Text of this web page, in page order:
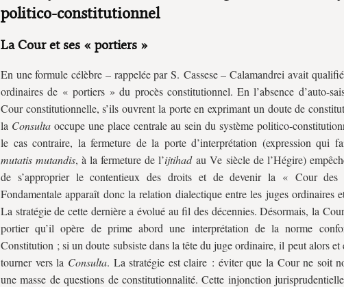
politico-constitutionnel
La Cour et ses « portiers »
En une formule célèbre – rappelée par S. Cassese – Calamandrei avait
ordinaires de « portiers » du procès constitutionnel. En l’absence d’auto-
Cour constitutionnelle, s’ils ouvrent la porte en exprimant un doute de
la Consulta occupe une place centrale au sein du système politico-
le cas contraire, la fermeture de la porte d’interprétation (expression qui
mutatis mutandis, à la fermeture de l’ijtihadau Ve siècle de l’Hégire)
de s’approprier le contentieux des droits et de devenir la « Cour
Fondamentale apparaît donc la relation dialectique entre les juges ordinaires
La stratégie de cette dernière a évolué au fil des décennies. Désormais, la
portier qu’il opère de prime abord une interprétation de la norme
Constitution ; si un doute subsiste dans la tête du juge ordinaire, il peut alors et
tourner vers la Consulta. La stratégie est claire : éviter que la Cour ne soit
une masse de questions de constitutionnalité. Cette injonction